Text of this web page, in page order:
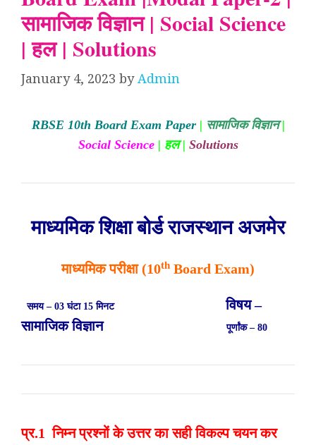
सामाजिक विज्ञान | Social Science
| हल | Solutions
January 4, 2023 byAdmin
RBSE 10th Board Exam Paper| सामाजिक विज्ञान|
Social Science| हल | Solutions
माध्यमिक शिक्षा बोर्ड राजस्थान अजमेर
माध्यमिक परीक्षा (10th Board Exam)
समय – 03 घंटा 15 मिनट
विषय –
सामाजिक विज्ञानपूर्णांक – 80
प्र.1 निम्न प्रश्नों के उत्तर का सही विकल्प चयन कर